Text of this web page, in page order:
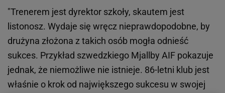
"Trenerem jest dyrektor szkoły, skautem jest
listonosz. Wydaje się wręcz nieprawdopodobne, by
drużyna złożona z takich osób mogła odnieść
sukces. Przykład szwedzkiego Mjallby AIF pokazuje
jednak, że niemożliwe nie istnieje. 86-letni klub jest
właśnie o krok od największego sukcesu w swojej